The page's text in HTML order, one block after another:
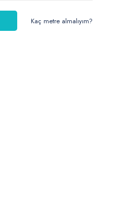
Kaç metre almalıyım?